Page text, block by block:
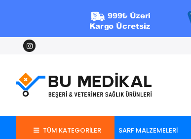
TÜM KATEGORİLER SARF MALZEMELERİ